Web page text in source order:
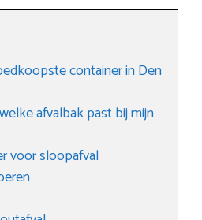
container in Den
afvalbak past bij mijn
voor sloopafval